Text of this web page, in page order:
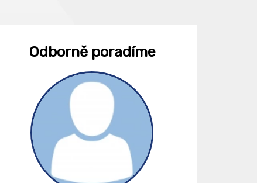
Odborně poradíme